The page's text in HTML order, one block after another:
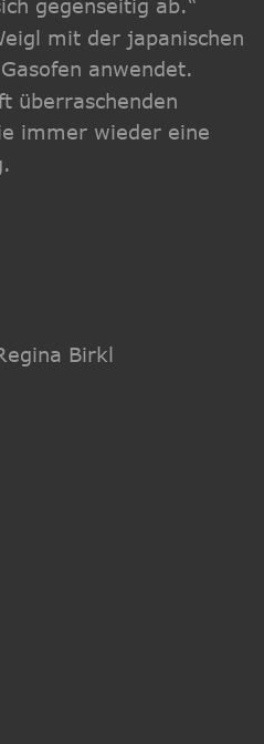
gegenseitig ab.“
mit der japanischen
anwendet.
überraschenden
immer wieder eine
Birkl